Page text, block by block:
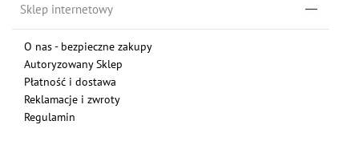
Sklep internetowy
O nas - bezpieczne zakupy
Autoryzowany Sklep
Płatność i dostawa
Reklamacje i zwroty
Regulamin